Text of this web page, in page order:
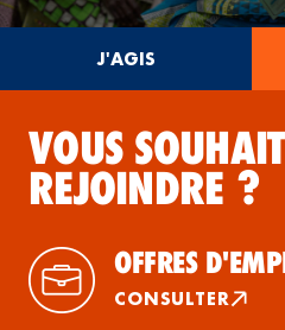
J'AGIS
VOUS
REJOINDRE ?
OFFRES
CONSULTER